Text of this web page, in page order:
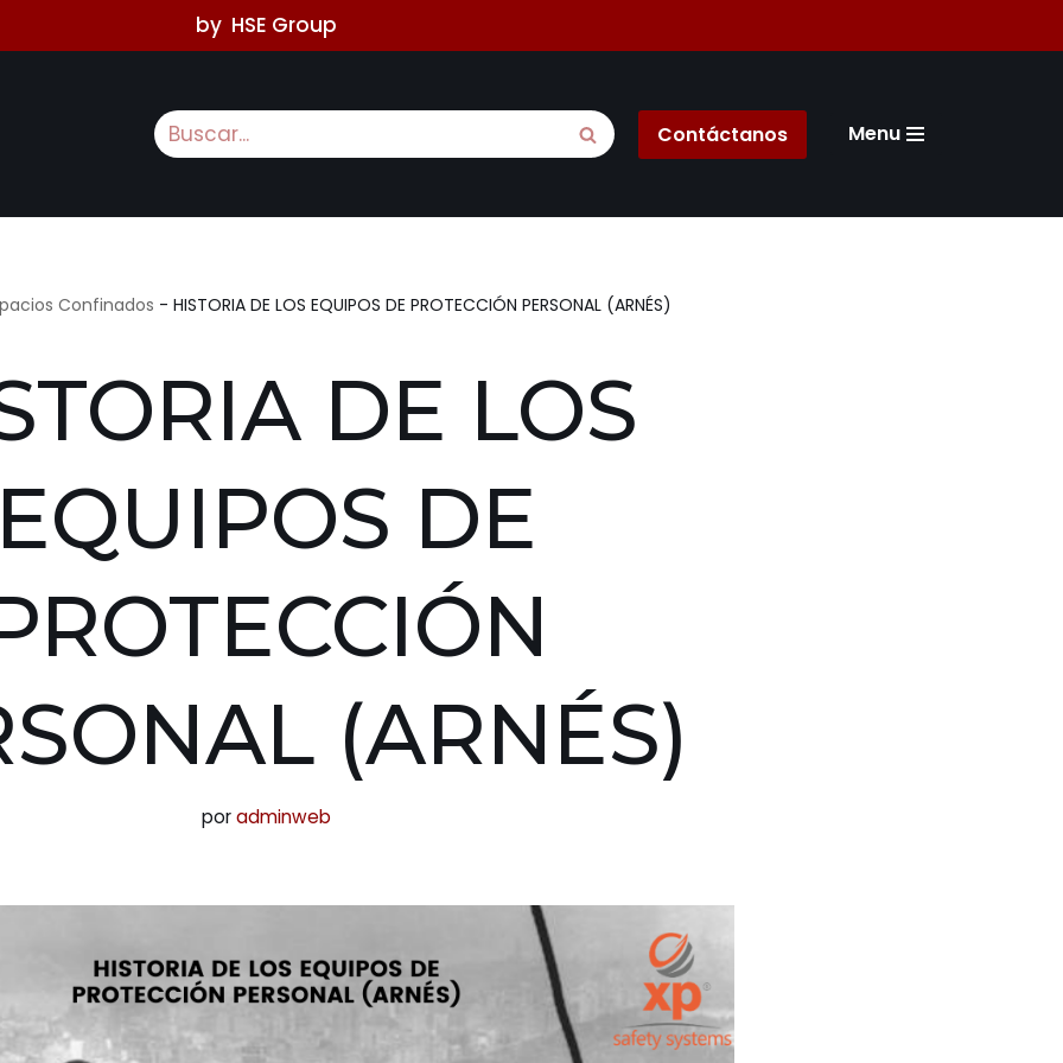
by HSE Group
Contáctanos Menu
Confinados - HISTORIA DE LOS EQUIPOS DE PROTECCIÓN PERSONAL (ARNÉS)
DE LOS
DE
(ARNÉS)
poradminweb